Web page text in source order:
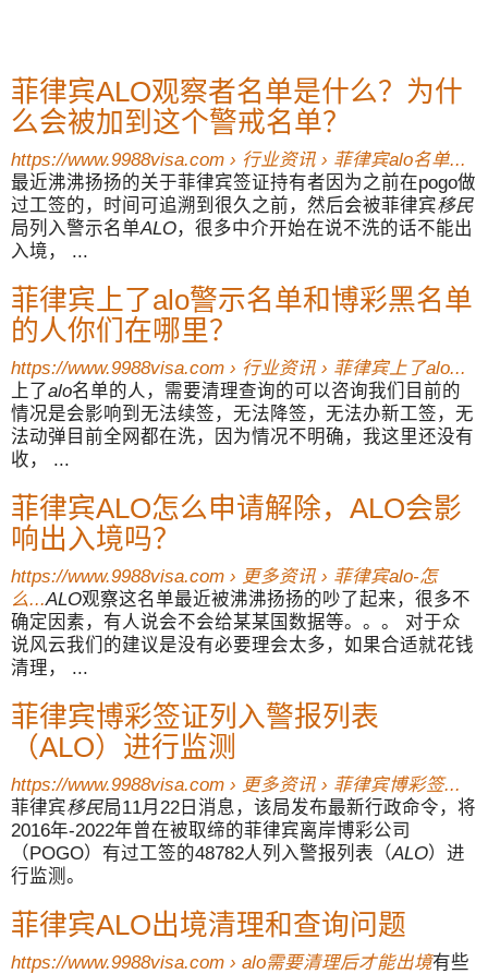
菲律宾ALO观察者名单是什么？为什
么会被加到这个警戒名单？
https://www.9988visa.com › 行业资讯 › 菲律宾alo名单...
最近沸沸扬扬的关于菲律宾签证持有者因为之前在pogo做
过工签的，时间可追溯到很久之前，然后会被菲律宾移民
局列入警示名单ALO，很多中介开始在说不洗的话不能出
入境， ...
菲律宾上了alo警示名单和博彩黑名单
的人你们在哪里？
https://www.9988visa.com › 行业资讯 › 菲律宾上了alo...
上了alo名单的人，需要清理查询的可以咨询我们目前的
情况是会影响到无法续签，无法降签，无法办新工签，无
法动弹目前全网都在洗，因为情况不明确，我这里还没有
收， ...
菲律宾ALO怎么申请解除，ALO会影
响出入境吗？
https://www.9988visa.com › 更多资讯 › 菲律宾alo-怎
么...ALO观察这名单最近被沸沸扬扬的吵了起来，很多不
确定因素，有人说会不会给某某国数据等。。。 对于众
说风云我们的建议是没有必要理会太多，如果合适就花钱
清理， ...
菲律宾博彩签证列入警报列表
（ALO）进行监测
https://www.9988visa.com › 更多资讯 › 菲律宾博彩签...
菲律宾移民局11月22日消息，该局发布最新行政命令，将
2016年-2022年曾在被取缔的菲律宾离岸博彩公司
（POGO）有过工签的48782人列入警报列表（ALO）进
行监测。
菲律宾ALO出境清理和查询问题
https://www.9988visa.com › alo需要清理后才能出境有些